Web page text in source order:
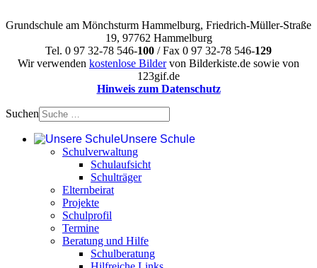
Grundschule am Mönchsturm Hammelburg, Friedrich-Müller-Straße
19, 97762 Hammelburg
Tel. 0 97 32-78 546-100 / Fax 0 97 32-78 546-129
Wir verwenden kostenlose Bildervon Bilderkiste.de sowie von
123gif.de
Hinweis zum Datenschutz
Suchen
Unsere Schule
Schulverwaltung
Schulaufsicht
Schulträger
Elternbeirat
Projekte
Schulprofil
Termine
Beratung und Hilfe
Schulberatung